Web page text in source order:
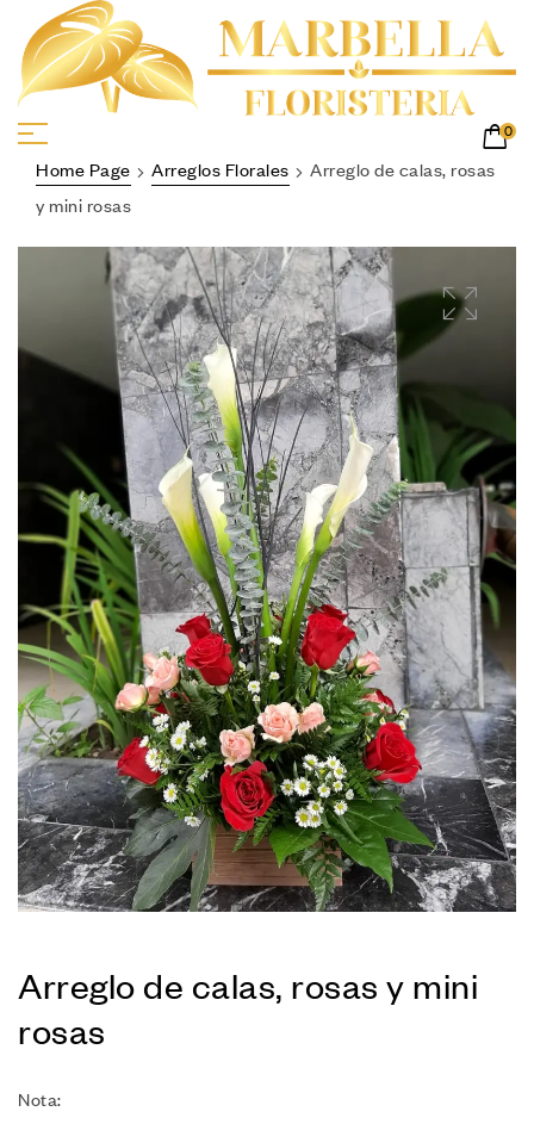
0
Home Page Arreglos Florales
Arreglo de calas, rosas
y mini rosas
Arreglo de calas, rosas y mini
rosas
Nota: